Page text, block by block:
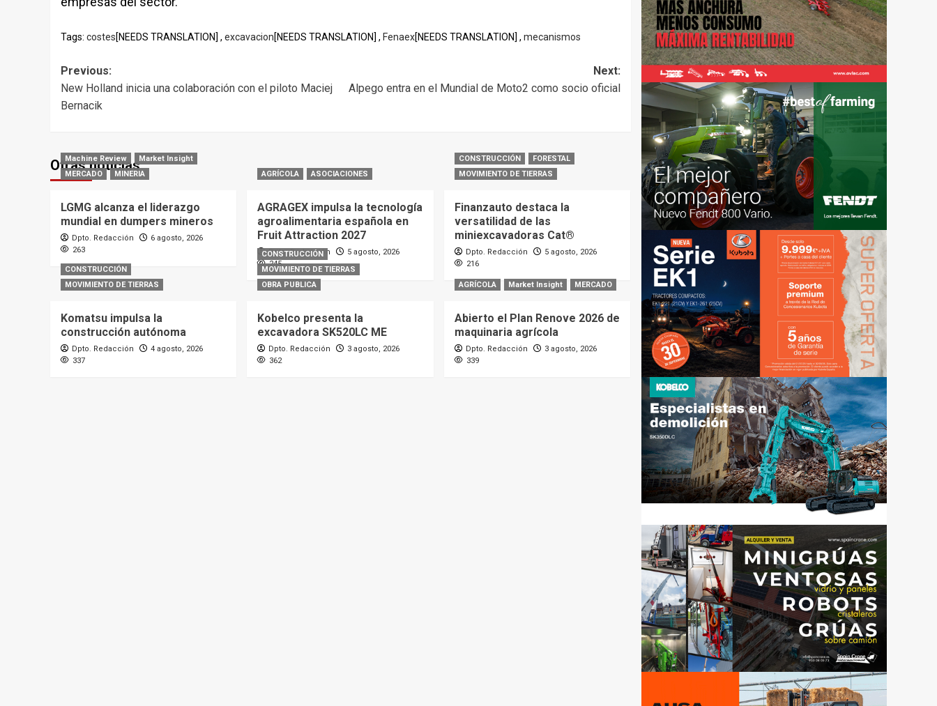
Tags: costes[NEEDS TRANSLATION] , excavacion[NEEDS TRANSLATION] , Fenaex[NEEDS TRANSLATION] , mecanismos
Post
navigation
Previous:
New Holland inicia una colaboración con el piloto Maciej
Bernacik
Next:
Alpego entra en el Mundial de Moto2 como socio oficial
Otras noticias
Machine Review
Market Insight
MERCADO
MINERIA
LGMG alcanza el liderazgo
mundial en dumpers mineros
Dpto. Redacción
6 agosto, 2026
263
AGRÍCOLA ASOCIACIONES
AGRAGEX impulsa la tecnología
agroalimentaria española en
Fruit Attraction 2027
Dpto. Redacción
5 agosto, 2026
245
CONSTRUCCIÓN
FORESTAL
MOVIMIENTO DE TIERRAS
Finanzauto destaca la
versatilidad de las
miniexcavadoras Cat®
Dpto. Redacción
5 agosto, 2026
216
CONSTRUCCIÓN
MOVIMIENTO DE TIERRAS
Komatsu impulsa la
construcción autónoma
Dpto. Redacción
4 agosto, 2026
337
CONSTRUCCIÓN
MOVIMIENTO DE TIERRAS
OBRA PUBLICA
Kobelco presenta la
excavadora SK520LC ME
Dpto. Redacción
3 agosto, 2026
362
AGRÍCOLA Market Insight MERCADO
Abierto el Plan Renove 2026 de
maquinaria agrícola
Dpto. Redacción
3 agosto, 2026
339